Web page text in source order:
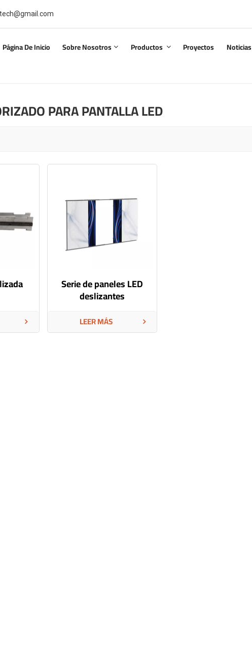
Página De Inicio Sobre Nosotros Productos Proyectos Noticias
PARA PANTALLA LED
Serie de paneles LED
deslizantes
LEER MÁS